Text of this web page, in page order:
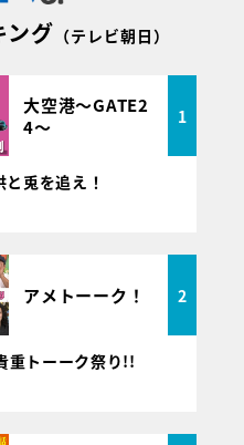
ング （テレビ朝日）
大空港～GATE2
4～
1
兎を追え！
アメトーーク！ 2
重トーーク祭り!!